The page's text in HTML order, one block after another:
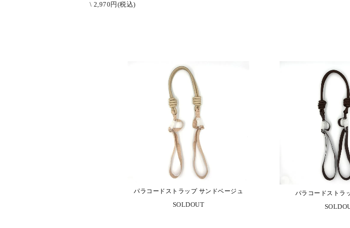
\ 2,970円(税込)
パラコードストラップ サンドベージュ
SOLDOUT
パラコードストラ